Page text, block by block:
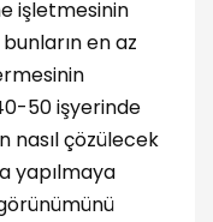
işletmesinin
en az
50 işyerinde
nasıl çözülecek
yapılmaya